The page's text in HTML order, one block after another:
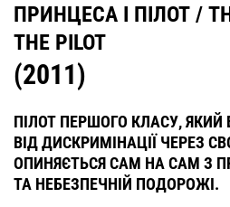
ПРИНЦЕСА І ПІЛОТ /
THE PILOT
(2011)
ПІЛОТ ПЕРШОГО КЛАСУ,
ВІД ДИСКРИМІНАЦІЇ ЧЕРЕЗ
ОПИНЯЄТЬСЯ САМ НА САМ З
ТА НЕБЕЗПЕЧНІЙ ПОДОРОЖІ.